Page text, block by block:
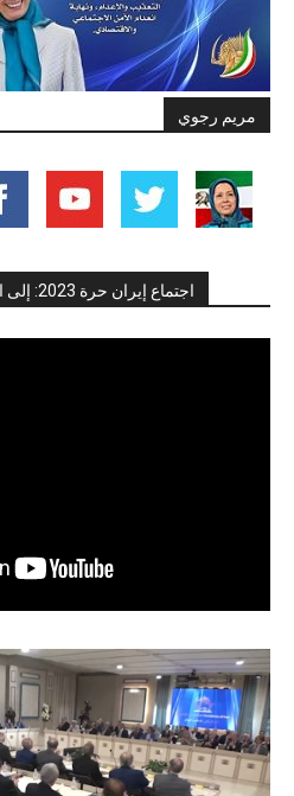
مريم رجوي
اجتماع إيران حرة 2023: إلى الأمام نحو جمهورية ديمقراطية